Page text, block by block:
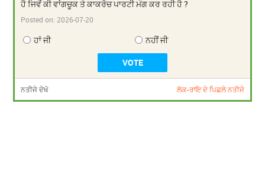
ਹੈ ਜਿਵੇਂ ਕੀ ਵਾਂਗਚੂਕ ਤੇ ਕਾਕਰੋਚ ਪਾਰਟੀ ਮੰਗ ਕਰ ਰਹੀ ਹੈ ?
Posted on:2026-07-20
ਹਾਂ ਜੀ ਨਹੀਂ ਜੀ
ਨਤੀਜੇ ਦੇਖੋ ਲੋਕ-ਰਾਇ ਦੇ ਪਿਛਲੇ ਨਤੀਜੇ